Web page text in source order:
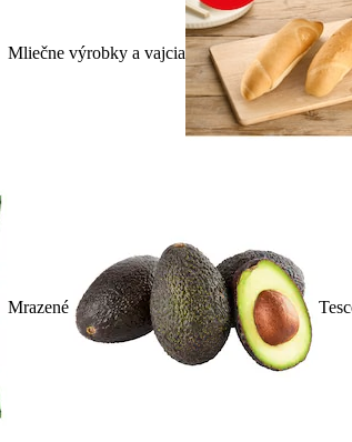
Mliečne výrobky a vajcia
Mrazené